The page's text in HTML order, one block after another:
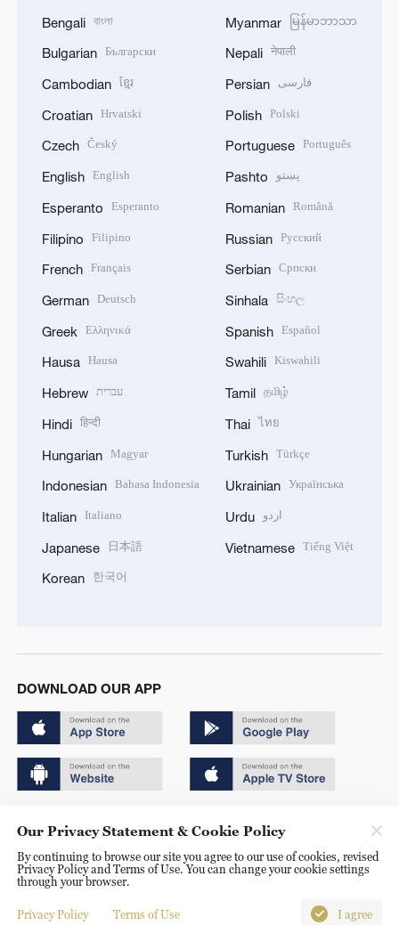
Bengali বাংলা
Bulgarian Български
Cambodian ខ្មែរ
Croatian Hrvatski
Czech Český
English English
Esperanto Esperanto
Filipino Filipino
French Français
German Deutsch
Greek Ελληνικά
Hausa Hausa
Hebrew עברית
Hindi हिन्दी
Hungarian Magyar
Indonesian Bahasa Indonesia
Italian Italiano
Japanese 日本語
Korean 한국어
Myanmar မြန်မာဘာသာ
Nepali नेपाली
Persian فارسی
Polish Polski
Portuguese Português
Pashto پښتو
Romanian Română
Russian Русский
Serbian Српски
Sinhala සිංහල
Spanish Español
Swahili Kiswahili
Tamil தமிழ்
Thai ไทย
Turkish Türkçe
Ukrainian Українська
Urdu اردو
Vietnamese Tiếng Việt
DOWNLOAD OUR APP
京ICP备20000184号
京公网安备 11010502050052号
Disinformation report hotline: 010-85061466
Our Privacy Statement & Cookie Policy
By continuing to browse our site you agree to our use of cookies, revised
Privacy Policy and Terms of Use. You can change your cookie settings
through your browser.
Privacy Policy Terms of Use I agree